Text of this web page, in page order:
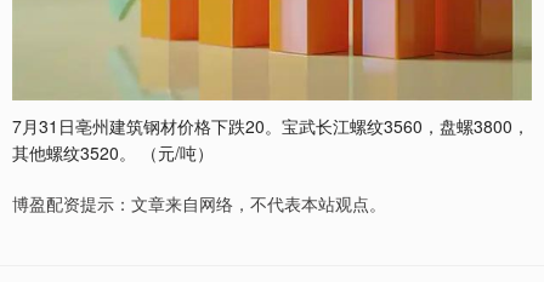
7月31日亳州建筑钢材价格下跌20。宝武长江螺纹3560，盘螺3800，
其他螺纹3520。 （元/吨）
博盈配资提示：文章来自网络，不代表本站观点。